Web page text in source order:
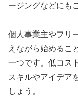
ージングなどにも
個人事業主やフリ
えながら始めるこ
一つです。低コス
スキルやアイデア
しょう。